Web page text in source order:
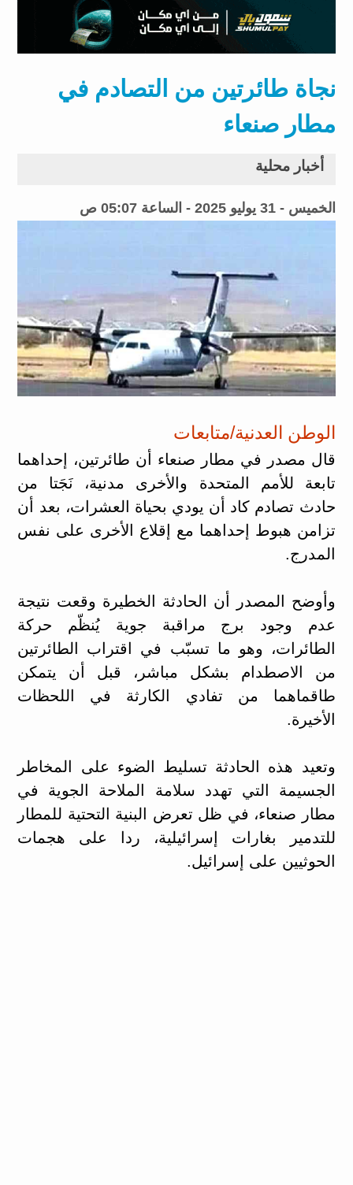
نجاة طائرتين من التصادم في
مطار صنعاء
أخبار محلية
الخميس - 31 يوليو 2025 - الساعة 05:07 ص
الوطن العدنية/متابعات
قال مصدر في مطار صنعاء أن طائرتين، إحداهما
تابعة للأمم المتحدة والأخرى مدنية، نَجَتا من
حادث تصادم كاد أن يودي بحياة العشرات، بعد أن
تزامن هبوط إحداهما مع إقلاع الأخرى على نفس
المدرج.
وأوضح المصدر أن الحادثة الخطيرة وقعت نتيجة
عدم وجود برج مراقبة جوية يُنظّم حركة
الطائرات، وهو ما تسبّب في اقتراب الطائرتين
من الاصطدام بشكل مباشر، قبل أن يتمكن
طاقماهما من تفادي الكارثة في اللحظات
الأخيرة.
وتعيد هذه الحادثة تسليط الضوء على المخاطر
الجسيمة التي تهدد سلامة الملاحة الجوية في
مطار صنعاء، في ظل تعرض البنية التحتية للمطار
للتدمير بغارات إسرائيلية، ردا على هجمات
الحوثيين على إسرائيل.